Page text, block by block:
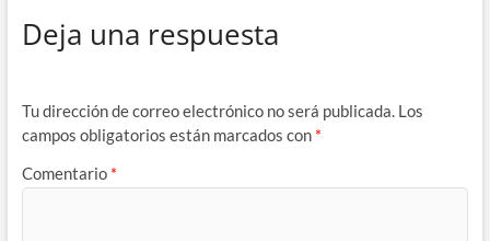
Deja una respuesta
Tu dirección de correo electrónico no será publicada. Los
campos obligatorios están marcados con *
Comentario *